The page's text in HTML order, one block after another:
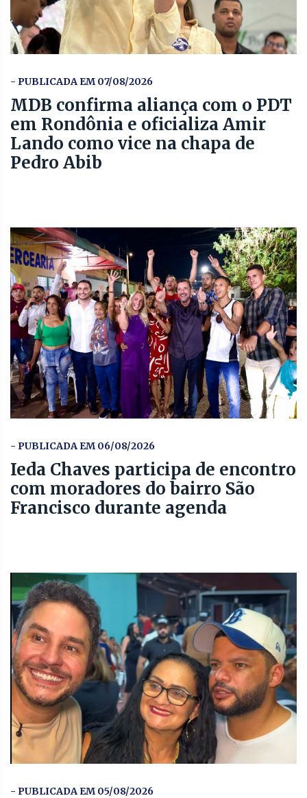
- PUBLICADA EM 07/08/2026
MDB confirma aliança com o PDT
em Rondônia e oficializa Amir
Lando como vice na chapa de
Pedro Abib
- PUBLICADA EM 06/08/2026
Ieda Chaves participa de encontro
com moradores do bairro São
Francisco durante agenda
- PUBLICADA EM 05/08/2026